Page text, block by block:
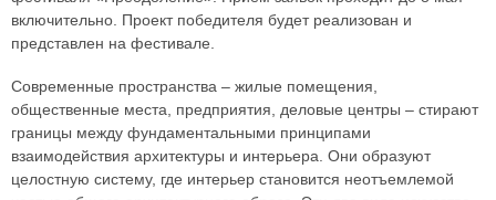
включительно. Проект победителя будет реализован и
представлен на фестивале.
Современные пространства – жилые помещения,
общественные места, предприятия, деловые центры – стирают
границы между фундаментальными принципами
взаимодействия архитектуры и интерьера. Они образуют
целостную систему, где интерьер становится неотъемлемой